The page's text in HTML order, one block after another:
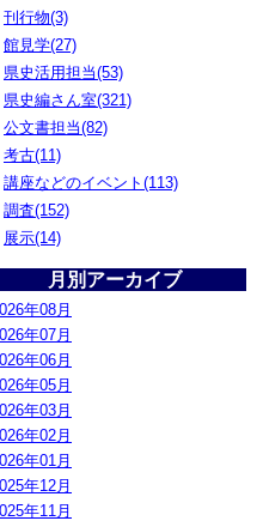
刊行物(3)
館見学(27)
県史活用担当(53)
県史編さん室(321)
公文書担当(82)
考古(11)
講座などのイベント(113)
調査(152)
展示(14)
月別アーカイブ
年08月
年07月
年06月
年05月
年03月
年02月
年01月
年12月
年11月